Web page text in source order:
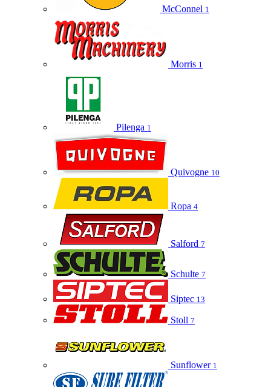
McConnel 1
Morris 1
Pilenga 1
Quivogne 10
Ropa 4
Salford 7
Schulte 7
Siptec 13
Stoll 7
Sunflower 1